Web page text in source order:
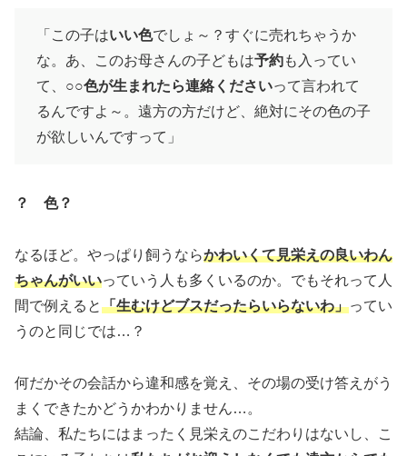
「この子はいい色でしょ～？すぐに売れちゃうか
な。あ、このお母さんの子どもは予約も入ってい
て、 ○○色が生まれたら連絡くださいって言われて
るんですよ～。遠方の方だけど、絶対にその色の子
が欲しいんですって」
？ 色？
なるほど。やっぱり飼うならかわいくて見栄えの良いわん
ちゃんがいいっていう人も多くいるのか。でもそれって人
間で例えると「生むけどブスだったらいらないわ」ってい
うのと同じでは…？
何だかその会話から違和感を覚え、その場の受け答えがう
まくできたかどうかわかりません…。
結論、私たちにはまったく見栄えのこだわりはないし、こ